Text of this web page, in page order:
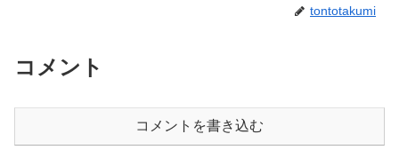
tontotakumi
コメント
コメントを書き込む